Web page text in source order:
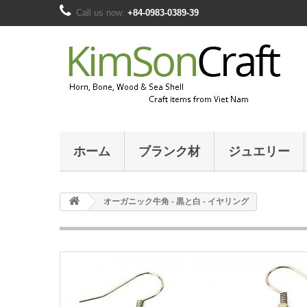
Call us now: +84-0983-0389-39
ホーム ブランク材 ジュエリー
オーガニック牛角 - 黒と白 - イヤリング